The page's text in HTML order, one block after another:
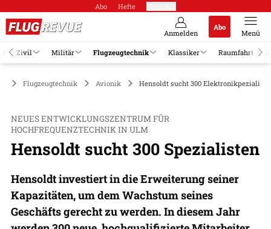
Abo Hefte
Anmelden
Abo
Menü
Zivil Militär Flugzeugtechnik Klassiker Raumfahrt
Flugzeugtechnik Avionik Hensoldt sucht 300
NEUES ENTWICKLUNGSZENTRUM FÜR
HOCHFREQUENZTECHNIK IN ULM
Hensoldt sucht 300 Spezialisten
Hensoldt investiert in die Erweiterung seiner
Kapazitäten, um dem Wachstum seines
Geschäfts gerecht zu werden. In diesem Jahr